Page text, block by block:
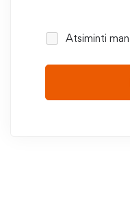
Atsiminti